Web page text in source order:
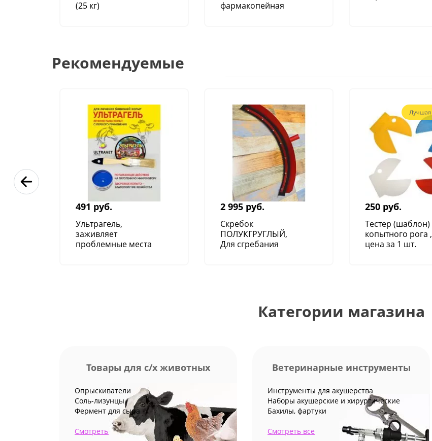
(25 кг)
фармакопейная
Рекомендуемые
491 руб.
Ультрагель,
заживляет
проблемные места
2 995 руб.
Скребок
ПОЛУКГРУГЛЫЙ,
Для сгребания
250 руб.
Тестер (шаблон)
копытного рога ,
цена за 1 шт.
Категории магазина
Товары для с/х животных
Опрыскиватели
Соль-лизунцы
Фермент для сыра
Смотреть все
Ветеринарные инструменты
Инструменты для акушерства
Наборы акушерские и хирургические
Бахилы, фартуки
Смотреть все